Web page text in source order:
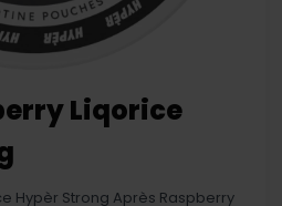
Liqorice
Hypèr Strong Après Raspberry